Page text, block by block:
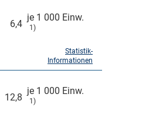
6,4
je 1 000 Einw.
1)
Statistik-
Informationen
12,8
je 1 000 Einw.
1)